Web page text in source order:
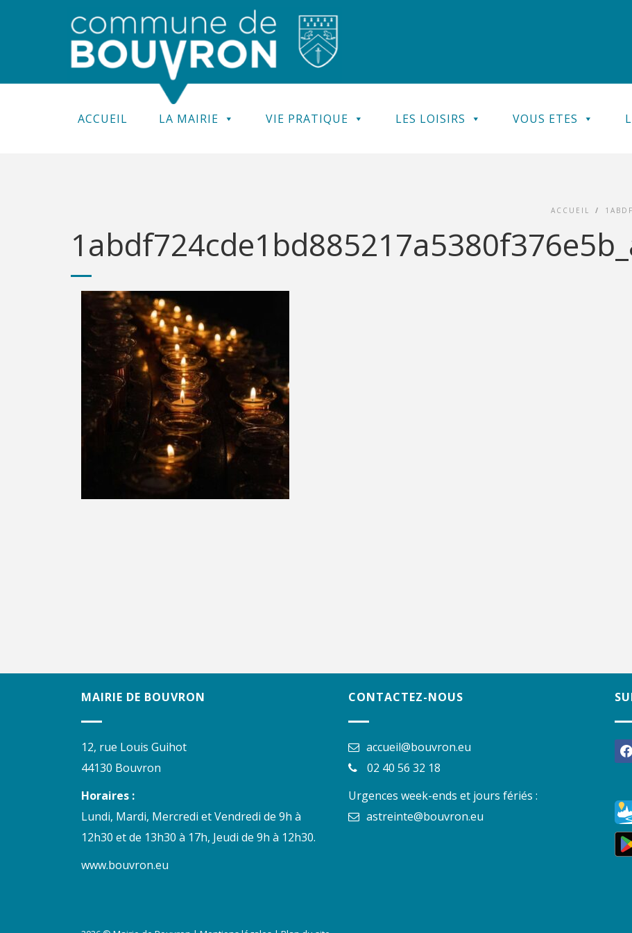
ACCUEIL LA MAIRIE VIE PRATIQUE LES LOISIRS VOUS ETES
ACCUEIL /
MAIRIE DE BOUVRON
12, rue Louis Guihot
44130 Bouvron
Horaires :
Lundi, Mardi, Mercredi et Vendredi de 9h à
12h30 et de 13h30 à 17h, Jeudi de 9h à 12h30.
www.bouvron.eu
CONTACTEZ-NOUS
accueil@bouvron.eu
02 40 56 32 18
Urgences week-ends et jours fériés :
astreinte@bouvron.eu